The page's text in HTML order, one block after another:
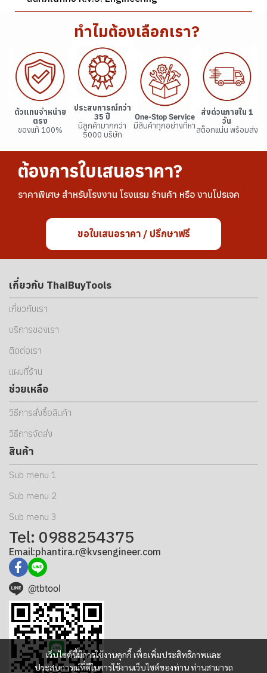
ทำไมต้องเลือกเรา?
ตัวแทนจำหน่าย
ตรง
ของแท้ 100%
ประสบการณ์กว่า
35 ปี
มีลูกค้ามากกว่า
5000 บริษัท
One-Stop Service
มีสินค้าทุกอย่างที่หา
ส่งด่วนภายใน 1
วัน
สต็อกแน่น พร้อมส่ง
ต้องการใบเสนอราคา?
ราคาพิเศษ สำหรับโรงงาน โรงแรม ร้านค้า หรือ งานโปรเจค
ขอใบเสนอราคา / ปรึกษาฟรี
เว็บไซต์นี้มีการใช้งานคุกกี้ เพื่อเพิ่มประสิทธิภาพและ
ประสบการณ์ที่ดีในการใช้งานเว็บไซต์ของท่าน ท่านสามารถ
เกี่ยวกับ ThaiBuyTools
เกี่ยวกับเรา
บริการของเรา
ติดต่อเรา
แผนที่ร้าน
ช่วยเหลือ
วิธีการสั่งซื้อสินค้า
วิธีการจัดส่ง
สินค้า
Sub menu 1
Sub menu 2
Sub menu 3
Tel: 0988254375
Email:phantira.r@kvsengineer.com
@tbtool